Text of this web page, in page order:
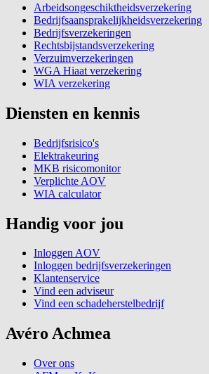
Arbeidsongeschiktheidsverzekering
Bedrijfsaansprakelijkheidsverzekering
Bedrijfsverzekeringen
Rechtsbijstandsverzekering
Verzuimverzekeringen
WGA Hiaat verzekering
WIA verzekering
Diensten en kennis
Bedrijfsrisico's
Elektrakeuring
MKB risicomonitor
Verplichte AOV
WIA calculator
Handig voor jou
Inloggen AOV
Inloggen bedrijfsverzekeringen
Klantenservice
Vind een adviseur
Vind een schadeherstelbedrijf
Avéro Achmea
Over ons